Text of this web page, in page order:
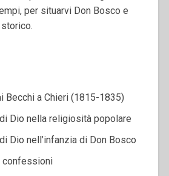
per situarvi Don Bosco e
Becchi a Chieri (1815-1835)
Dio nella religiosità popolare
Dio nell’infanzia di Don Bosco
confessioni